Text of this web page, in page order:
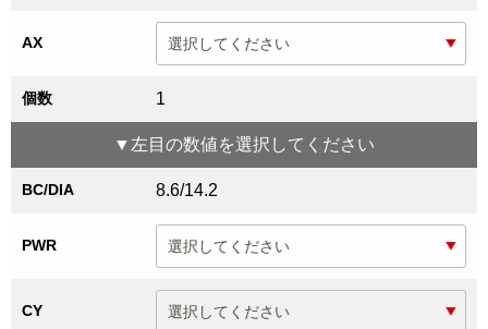
AX
個数 1
▼ 左目 の数値を選択してください
BC/DIA 8.6/14.2
PWR
CY